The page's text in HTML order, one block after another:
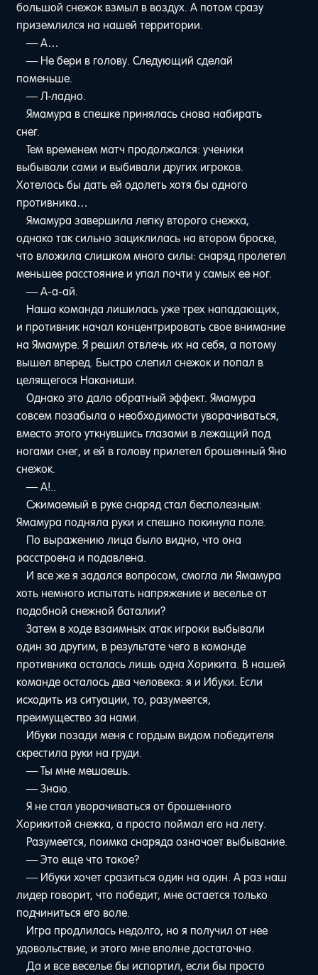
большой снежок взмыл в воздух. А потом сразу
приземлился на нашей территории.
— А…
— Не бери в голову. Следующий сделай
поменьше.
— Л-ладно.
Ямамура в спешке принялась снова набирать
снег.
Тем временем матч продолжался: ученики
выбывали сами и выбивали других игроков.
Хотелось бы дать ей одолеть хотя бы одного
противника…
Ямамура завершила лепку второго снежка,
однако так сильно зациклилась на втором броске,
что вложила слишком много силы: снаряд пролетел
меньшее расстояние и упал почти у самых ее ног.
— А-а-ай.
Наша команда лишилась уже трех нападающих,
и противник начал концентрировать свое внимание
на Ямамуре. Я решил отвлечь их на себя, а потому
вышел вперед. Быстро слепил снежок и попал в
целящегося Наканиши.
Однако это дало обратный эффект. Ямамура
совсем позабыла о необходимости уворачиваться,
вместо этого уткнувшись глазами в лежащий под
ногами снег, и ей в голову прилетел брошенный Яно
снежок.
— А!..
Сжимаемый в руке снаряд стал бесполезным:
Ямамура подняла руки и спешно покинула поле.
По выражению лица было видно, что она
расстроена и подавлена.
И все же я задался вопросом, смогла ли Ямамура
хоть немного испытать напряжение и веселье от
подобной снежной баталии?
Затем в ходе взаимных атак игроки выбывали
один за другим, в результате чего в команде
противника осталась лишь одна Хорикита. В нашей
команде осталось два человека: я и Ибуки. Если
исходить из ситуации, то, разумеется,
преимущество за нами.
Ибуки позади меня с гордым видом победителя
скрестила руки на груди.
— Ты мне мешаешь.
— Знаю.
Я не стал уворачиваться от брошенного
Хорикитой снежка, а просто поймал его на лету.
Разумеется, поимка снаряда означает выбывание.
— Это еще что такое?
— Ибуки хочет сразиться один на один. А раз наш
лидер говорит, что победит, мне остается только
подчиниться его воле.
Игра продлилась недолго, но я получил от нее
удовольствие, и этого мне вполне достаточно.
Да и все веселье бы испортил, если бы просто